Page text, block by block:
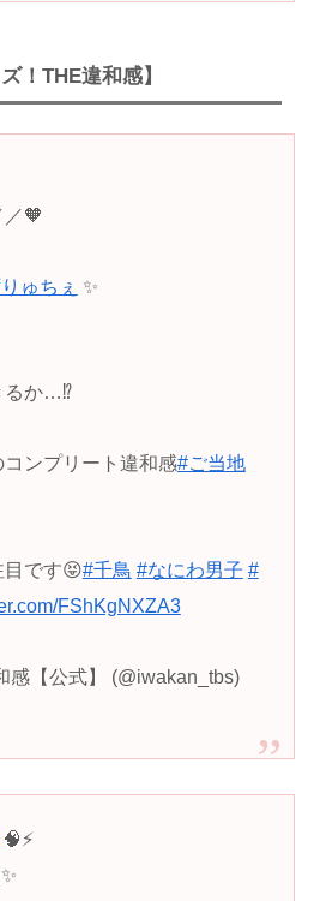
！THE違和感】
🧡
ゅちぇ ✨
るか…⁉️
ンプリート違和感#ご当地
目です😝#千鳥 #なにわ男子 #
FShKgNXZA3
【公式】 (@iwakan_tbs)